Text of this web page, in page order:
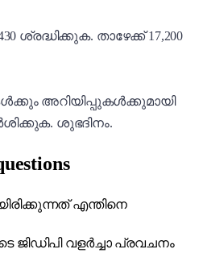
ശ്രദ്ധിക്കുക. താഴേക്ക് 17,200
അറിയിപ്പുകൾക്കുമായി
ശുഭദിനം.
എന്തിനെ
വളർച്ചാ പ്രവചനം